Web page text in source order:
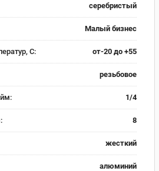
серебристый
Малый бизнес
С: от-20 до +55
резьбовое
1/4
8
жесткий
алюминий